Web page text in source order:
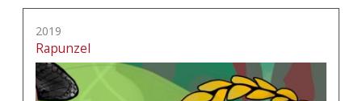
2019
Rapunzel